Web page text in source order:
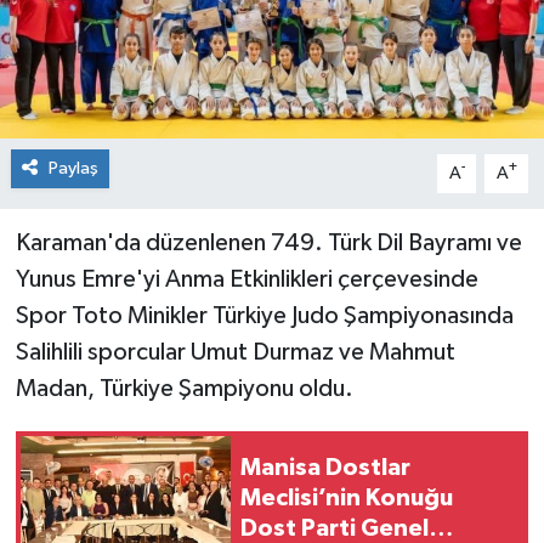
Paylaş A- A+
Karaman'da düzenlenen 749. Türk Dil Bayramı ve
Yunus Emre'yi Anma Etkinlikleri çerçevesinde
Spor Toto Minikler Türkiye Judo Şampiyonasında
Salihlili sporcular Umut Durmaz ve Mahmut
Madan, Türkiye Şampiyonu oldu.
Manisa Dostlar
Meclisi’nin Konuğu
Dost Parti Genel